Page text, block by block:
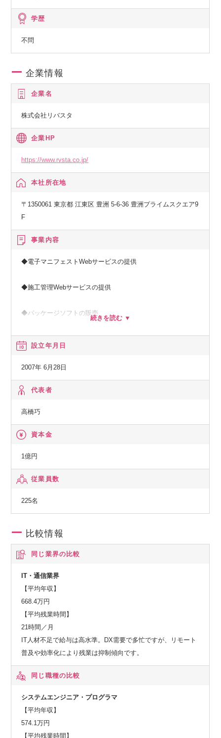
学歴
不問
企業情報
企業名
株式会社リバスタ
企業HP
https://www.rvsta.co.jp/
本社所在地
〒1350061 東京都 江東区 豊洲 5-6-36 豊洲プライムスクエア9
F
事業内容
◆電子マニフェストWebサービスの提供
◆施工管理Webサービスの提供
◆パッケージソフトの販売
等
設立年月日
2007年 6月28日
代表者
高橋巧
資本金
1億円
従業員数
225名
比較情報
同じ業界の比較
IT・通信業界
【平均年収】
668.4万円
【平均残業時間】
21時間／月
IT人材不足で給与は高水準。DX需要で多忙ですが、リモート
普及や効率化により残業は抑制傾向です。
同じ職種の比較
システムエンジニア・プログラマ
【平均年収】
574.1万円
【平均残業時間】